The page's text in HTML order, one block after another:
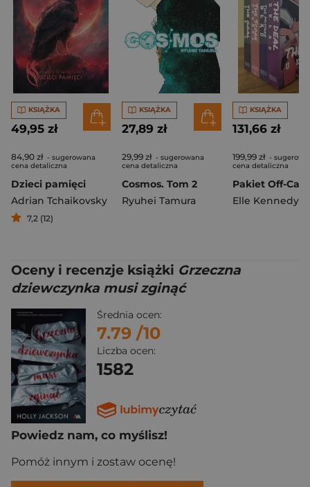
KSIĄŻKA
49,95 zł
84,90 zł - sugerowana
cena detaliczna
Dzieci pamięci
Adrian Tchaikovsky
7,2 (12)
KSIĄŻKA
27,89 zł
29,99 zł - sugerowana
cena detaliczna
Cosmos. Tom 2
Ryuhei Tamura
KSIĄŻKA
131,66 zł
199,99 zł -
cena detaliczna
Pakiet Off-
Elle Kennedy
Oceny i recenzje książki Grzeczna
dziewczynka musi zginąć
Średnia ocen:
7.79 /10
Liczba ocen:
1582
Powiedz nam, co myślisz!
Pomóż innym i zostaw ocenę!